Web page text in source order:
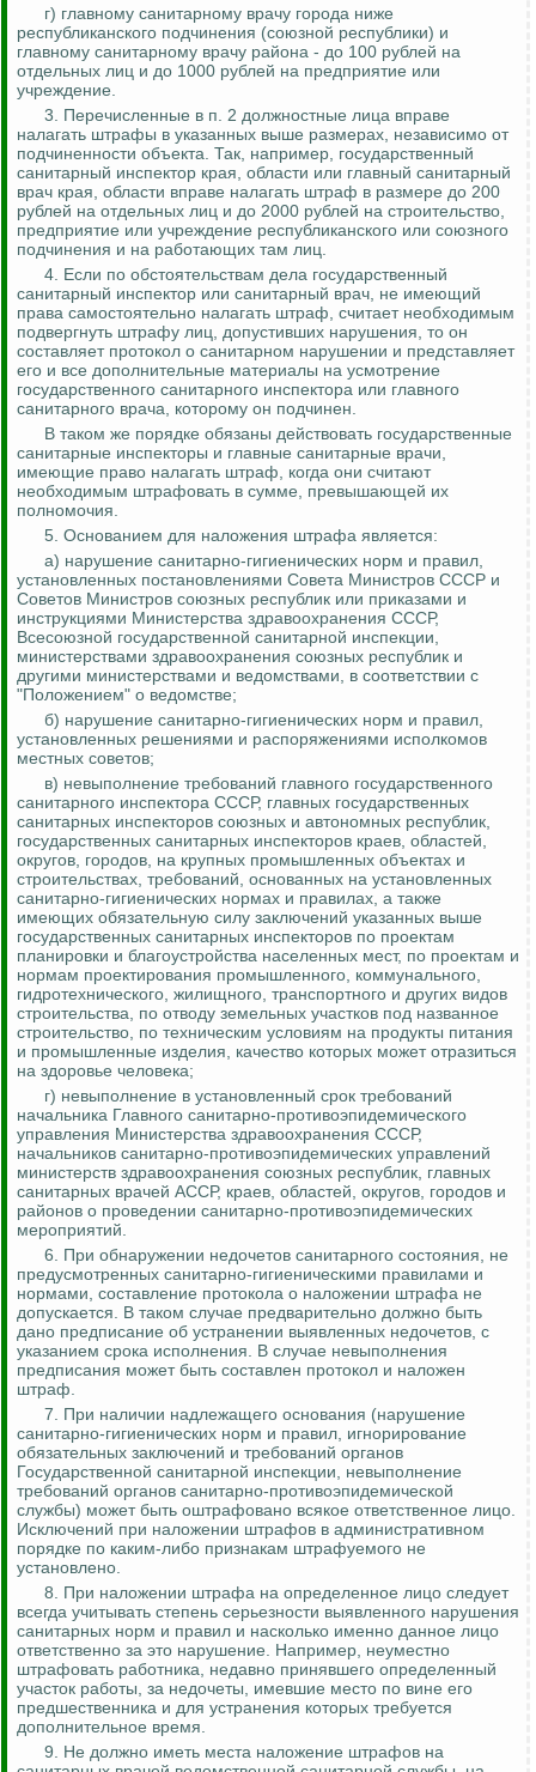
г) главному санитарному врачу города ниже
республиканского подчинения (союзной республики) и
главному санитарному врачу района - до 100 рублей на
отдельных лиц и до 1000 рублей на предприятие или
учреждение.
3. Перечисленные в п. 2 должностные лица вправе
налагать штрафы в указанных выше размерах, независимо от
подчиненности объекта. Так, например, государственный
санитарный инспектор края, области или главный санитарный
врач края, области вправе налагать штраф в размере до 200
рублей на отдельных лиц и до 2000 рублей на строительство,
предприятие или учреждение республиканского или союзного
подчинения и на работающих там лиц.
4. Если по обстоятельствам дела государственный
санитарный инспектор или санитарный врач, не имеющий
права самостоятельно налагать штраф, считает необходимым
подвергнуть штрафу лиц, допустивших нарушения, то он
составляет протокол о санитарном нарушении и представляет
его и все дополнительные материалы на усмотрение
государственного санитарного инспектора или главного
санитарного врача, которому он подчинен.
В таком же порядке обязаны действовать государственные
санитарные инспекторы и главные санитарные врачи,
имеющие право налагать штраф, когда они считают
необходимым штрафовать в сумме, превышающей их
полномочия.
5. Основанием для наложения штрафа является:
а) нарушение санитарно-гигиенических норм и правил,
установленных постановлениями Совета Министров СССР и
Советов Министров союзных республик или приказами и
инструкциями Министерства здравоохранения СССР,
Всесоюзной государственной санитарной инспекции,
министерствами здравоохранения союзных республик и
другими министерствами и ведомствами, в соответствии с
"Положением" о ведомстве;
б) нарушение санитарно-гигиенических норм и правил,
установленных решениями и распоряжениями исполкомов
местных советов;
в) невыполнение требований главного государственного
санитарного инспектора СССР, главных государственных
санитарных инспекторов союзных и автономных республик,
государственных санитарных инспекторов краев, областей,
округов, городов, на крупных промышленных объектах и
строительствах, требований, основанных на установленных
санитарно-гигиенических нормах и правилах, а также
имеющих обязательную силу заключений указанных выше
государственных санитарных инспекторов по проектам
планировки и благоустройства населенных мест, по проектам и
нормам проектирования промышленного, коммунального,
гидротехнического, жилищного, транспортного и других видов
строительства, по отводу земельных участков под названное
строительство, по техническим условиям на продукты питания
и промышленные изделия, качество которых может отразиться
на здоровье человека;
г) невыполнение в установленный срок требований
начальника Главного санитарно-противоэпидемического
управления Министерства здравоохранения СССР,
начальников санитарно-противоэпидемических управлений
министерств здравоохранения союзных республик, главных
санитарных врачей АССР, краев, областей, округов, городов и
районов о проведении санитарно-противоэпидемических
мероприятий.
6. При обнаружении недочетов санитарного состояния, не
предусмотренных санитарно-гигиеническими правилами и
нормами, составление протокола о наложении штрафа не
допускается. В таком случае предварительно должно быть
дано предписание об устранении выявленных недочетов, с
указанием срока исполнения. В случае невыполнения
предписания может быть составлен протокол и наложен
штраф.
7. При наличии надлежащего основания (нарушение
санитарно-гигиенических норм и правил, игнорирование
обязательных заключений и требований органов
Государственной санитарной инспекции, невыполнение
требований органов санитарно-противоэпидемической
службы) может быть оштрафовано всякое ответственное лицо.
Исключений при наложении штрафов в административном
порядке по каким-либо признакам штрафуемого не
установлено.
8. При наложении штрафа на определенное лицо следует
всегда учитывать степень серьезности выявленного нарушения
санитарных норм и правил и насколько именно данное лицо
ответственно за это нарушение. Например, неуместно
штрафовать работника, недавно принявшего определенный
участок работы, за недочеты, имевшие место по вине его
предшественника и для устранения которых требуется
дополнительное время.
9. Не должно иметь места наложение штрафов на